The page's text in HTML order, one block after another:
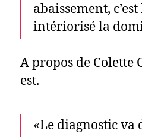
abaissement,
intériorisé la
A propos de Colette
est.
«Le diagnostic va